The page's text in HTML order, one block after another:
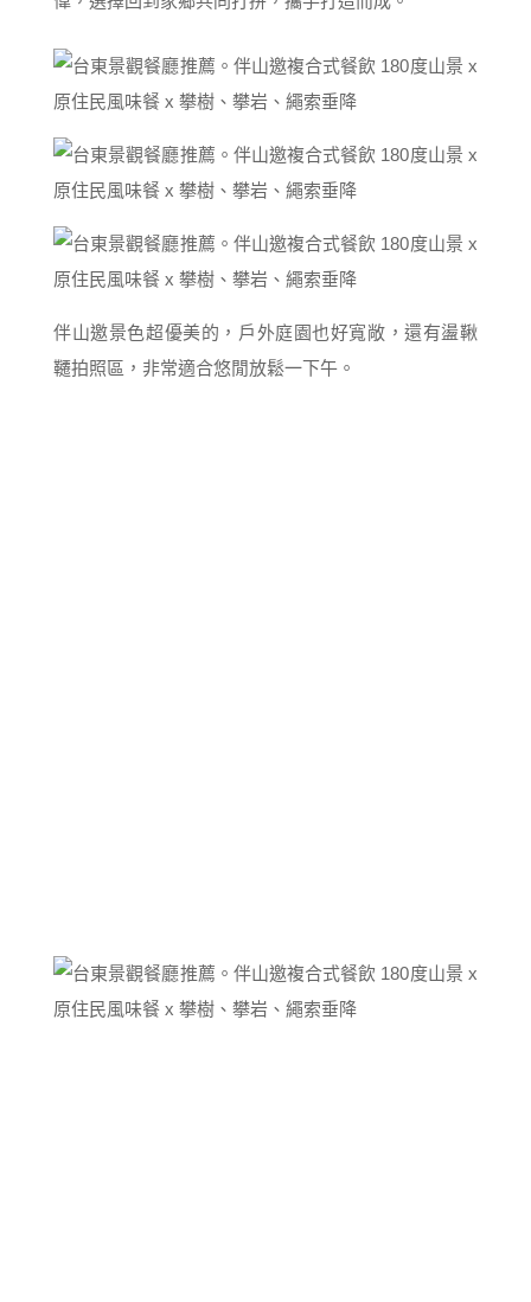
伴山邀景色超優美的，戶外庭園也好寬敞，還有盪鞦
韆拍照區，非常適合悠閒放鬆一下午。